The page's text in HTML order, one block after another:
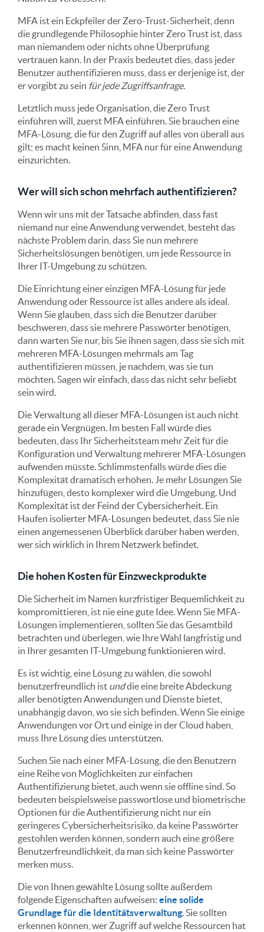
MFA ist ein Eckpfeiler der Zero-Trust-Sicherheit, denn
die grundlegende Philosophie hinter Zero Trust ist, dass
man niemandem oder nichts ohne Überprüfung
vertrauen kann. In der Praxis bedeutet dies, dass jeder
Benutzer authentifizieren muss, dass er derjenige ist, der
er vorgibt zu sein für jede Zugriffsanfrage.
Letztlich muss jede Organisation, die Zero Trust
einführen will, zuerst MFA einführen. Sie brauchen eine
MFA-Lösung, die für den Zugriff auf alles von überall aus
gilt; es macht keinen Sinn, MFA nur für eine Anwendung
einzurichten.
Wer will sich schon mehrfach authentifizieren?
Wenn wir uns mit der Tatsache abfinden, dass fast
niemand nur eine Anwendung verwendet, besteht das
nächste Problem darin, dass Sie nun mehrere
Sicherheitslösungen benötigen, um jede Ressource in
Ihrer IT-Umgebung zu schützen.
Die Einrichtung einer einzigen MFA-Lösung für jede
Anwendung oder Ressource ist alles andere als ideal.
Wenn Sie glauben, dass sich die Benutzer darüber
beschweren, dass sie mehrere Passwörter benötigen,
dann warten Sie nur, bis Sie ihnen sagen, dass sie sich mit
mehreren MFA-Lösungen mehrmals am Tag
authentifizieren müssen, je nachdem, was sie tun
möchten. Sagen wir einfach, dass das nicht sehr beliebt
sein wird.
Die Verwaltung all dieser MFA-Lösungen ist auch nicht
gerade ein Vergnügen. Im besten Fall würde dies
bedeuten, dass Ihr Sicherheitsteam mehr Zeit für die
Konfiguration und Verwaltung mehrerer MFA-Lösungen
aufwenden müsste. Schlimmstenfalls würde dies die
Komplexität dramatisch erhöhen. Je mehr Lösungen Sie
hinzufügen, desto komplexer wird die Umgebung. Und
Komplexität ist der Feind der Cybersicherheit. Ein
Haufen isolierter MFA-Lösungen bedeutet, dass Sie nie
einen angemessenen Überblick darüber haben werden,
wer sich wirklich in Ihrem Netzwerk befindet.
Die hohen Kosten für Einzweckprodukte
Die Sicherheit im Namen kurzfristiger Bequemlichkeit zu
kompromittieren, ist nie eine gute Idee. Wenn Sie MFA-
Lösungen implementieren, sollten Sie das Gesamtbild
betrachten und überlegen, wie Ihre Wahl langfristig und
in Ihrer gesamten IT-Umgebung funktionieren wird.
Es ist wichtig, eine Lösung zu wählen, die sowohl
benutzerfreundlich ist unddie eine breite Abdeckung
aller benötigten Anwendungen und Dienste bietet,
unabhängig davon, wo sie sich befinden. Wenn Sie einige
Anwendungen vor Ort und einige in der Cloud haben,
muss Ihre Lösung dies unterstützen.
Suchen Sie nach einer MFA-Lösung, die den Benutzern
eine Reihe von Möglichkeiten zur einfachen
Authentifizierung bietet, auch wenn sie offline sind. So
bedeuten beispielsweise passwortlose und biometrische
Optionen für die Authentifizierung nicht nur ein
geringeres Cybersicherheitsrisiko, da keine Passwörter
gestohlen werden können, sondern auch eine größere
Benutzerfreundlichkeit, da man sich keine Passwörter
merken muss.
Die von Ihnen gewählte Lösung sollte außerdem
folgende Eigenschaften aufweisen: eine solide
Grundlage für die Identitätsverwaltung . Sie sollten
erkennen können, wer Zugriff auf welche Ressourcen hat